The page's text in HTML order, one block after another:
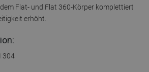
Flat- und Flat 360-Körper komplettiert
erhöht.
304